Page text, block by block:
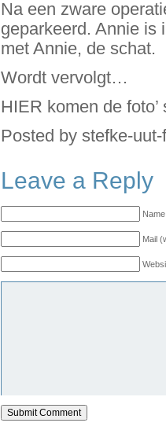
Na een zware
geparkeerd. Annie is
met Annie, de schat.
Wordt vervolgt…
HIER komen de
Posted by stefke-
Leave a Reply
Mail